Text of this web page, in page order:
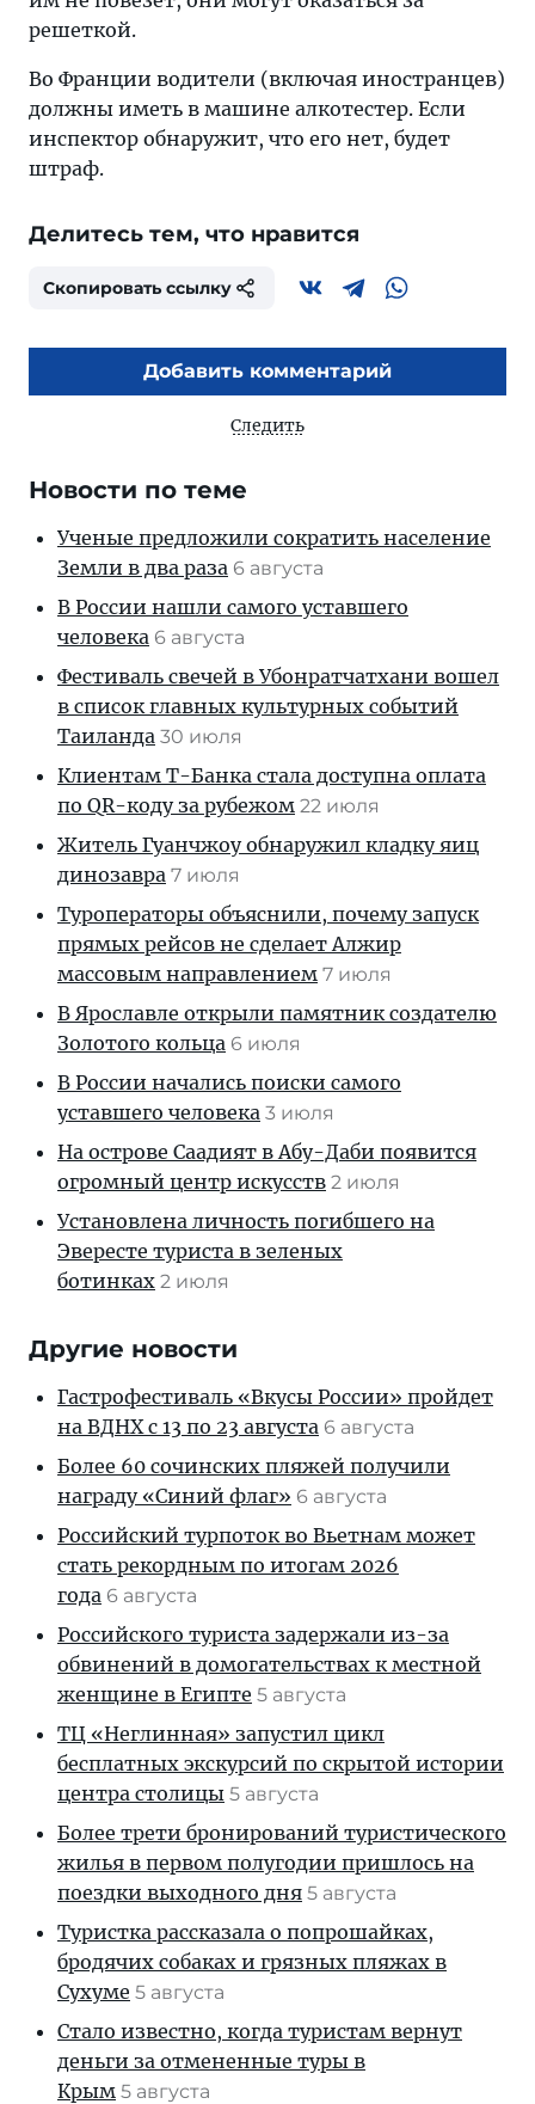
решеткой.
Во Франции водители (включая иностранцев)
должны иметь в машине алкотестер. Если
инспектор обнаружит, что его нет, будет
штраф.
Делитесь тем, что нравится
Скопировать ссылку
Добавить комментарий
Следить
Новости по теме
Ученые предложили сократить население
Земли в два раза 6 августа
В России нашли самого уставшего
человека 6 августа
Фестиваль свечей в Убонратчатхани вошел
в список главных культурных событий
Таиланда 30 июля
Клиентам T-Банка стала доступна оплата
по QR-коду за рубежом 22 июля
Житель Гуанчжоу обнаружил кладку яиц
динозавра 7 июля
Туроператоры объяснили, почему запуск
прямых рейсов не сделает Алжир
массовым направлением 7 июля
В Ярославле открыли памятник создателю
Золотого кольца 6 июля
В России начались поиски самого
уставшего человека 3 июля
На острове Саадият в Абу-Даби появится
огромный центр искусств 2 июля
Установлена личность погибшего на
Эвересте туриста в зеленых
ботинках 2 июля
Другие новости
Гастрофестиваль «Вкусы России» пройдет
на ВДНХ с 13 по 23 августа 6 августа
Более 60 сочинских пляжей получили
награду «Синий флаг» 6 августа
Российский турпоток во Вьетнам может
стать рекордным по итогам 2026
года 6 августа
Российского туриста задержали из-за
обвинений в домогательствах к местной
женщине в Египте 5 августа
ТЦ «Неглинная» запустил цикл
бесплатных экскурсий по скрытой истории
центра столицы 5 августа
Более трети бронирований туристического
жилья в первом полугодии пришлось на
поездки выходного дня 5 августа
Туристка рассказала о попрошайках,
бродячих собаках и грязных пляжах в
Сухуме 5 августа
Стало известно, когда туристам вернут
деньги за отмененные туры в
Крым 5 августа